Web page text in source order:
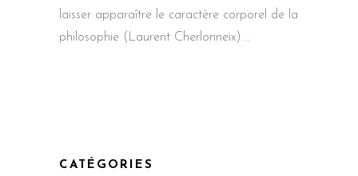
laisser apparaître le caractère corporel de la
philosophie (Laurent Cherlonneix)
CATÉGORIES